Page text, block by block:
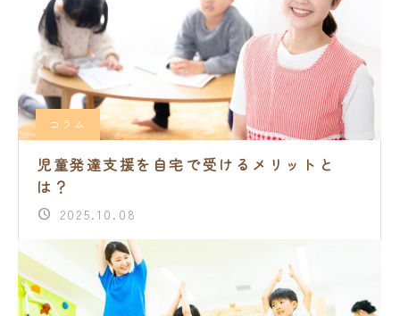
コラム
児童発達支援を自宅で受けるメリットと
は？
2025.10.08